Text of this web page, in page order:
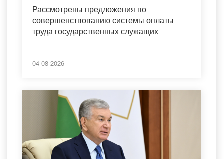
Рассмотрены предложения по
совершенствованию системы оплаты
труда государственных служащих
04-08-2026